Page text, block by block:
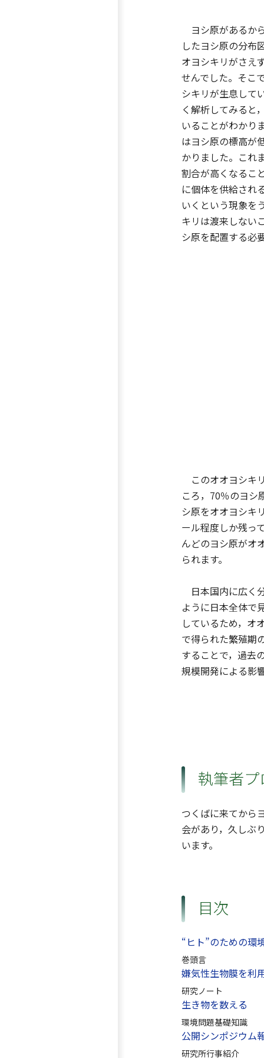
ヨシ原があるか
したヨシ原の分布
オヨシキリがさえ
せんでした。そこ
シキリが生息して
く解析してみると
いることがわかり
はヨシ原の標高が
かりました。これ
割合が高くなるこ
に個体を供給され
いくという現象を
キリは渡来しない
シ原を配置する必
このオオヨシキ
ころ，70％のヨシ
シ原をオオヨシキ
ール程度しか残っ
んどのヨシ原がオ
られます。
日本国内に広く
ように日本全体で
しているため，オ
で得られた繁殖期
することで，過去
規模開発による影
執筆者プ
つくばに来てから
会があり，久しぶ
います。
目次
“ヒト”のための環
巻頭言
嫌気性生物膜を利
研究ノート
生き物を数える
環境問題基礎知識
公開シンポジウム
研究所行事紹介